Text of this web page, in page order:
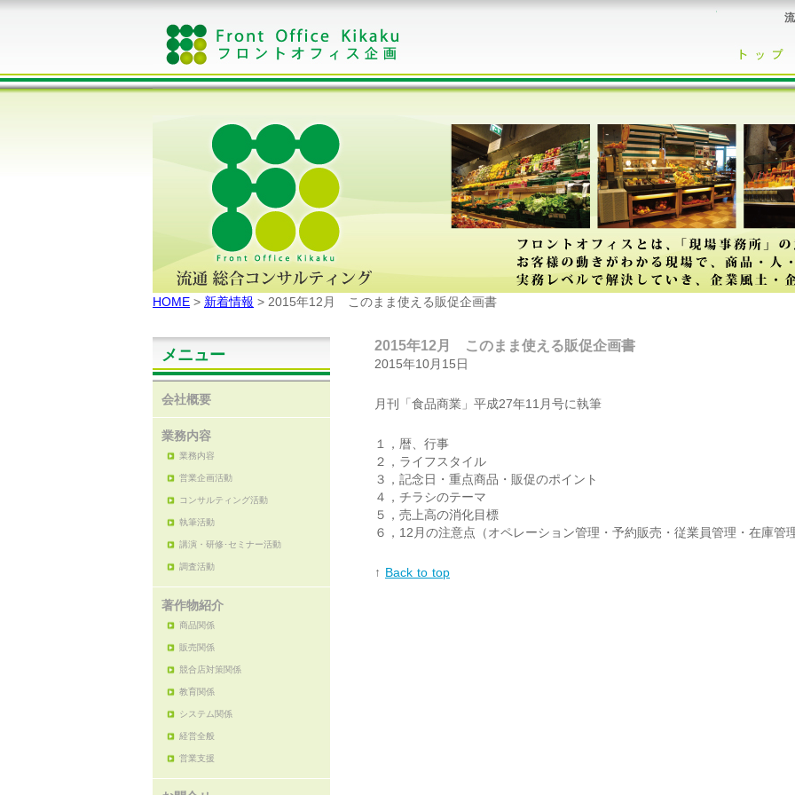
HOME > 新着情報 > 2015年12月 このまま使える販促企画書
メニュー
会社概要
業務内容
業務内容
営業企画活動
コンサルティング活動
執筆活動
講演・研修･セミナー活動
調査活動
著作物紹介
商品関係
販売関係
競合店対策関係
教育関係
システム関係
経営全般
営業支援
2015年12月 このまま使える販促企画書
2015年10月15日
月刊「食品商業」平成27年11月号に執筆
１，暦、行事
２，ライフスタイル
３，記念日・重点商品・販促のポイント
４，チラシのテーマ
５，売上高の消化目標
６，12月の注意点（オペレーション管理・予約販売・従業員管理・在庫管
↑ Back to top